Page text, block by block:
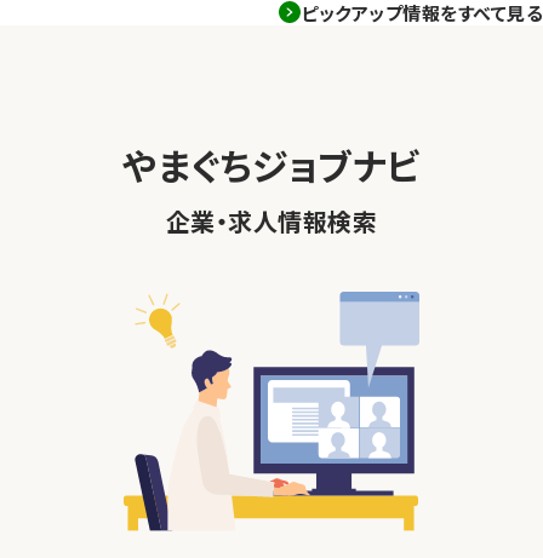
ピックアップ情報をすべて見る
やまぐちジョブナビ
企業・求人情報検索